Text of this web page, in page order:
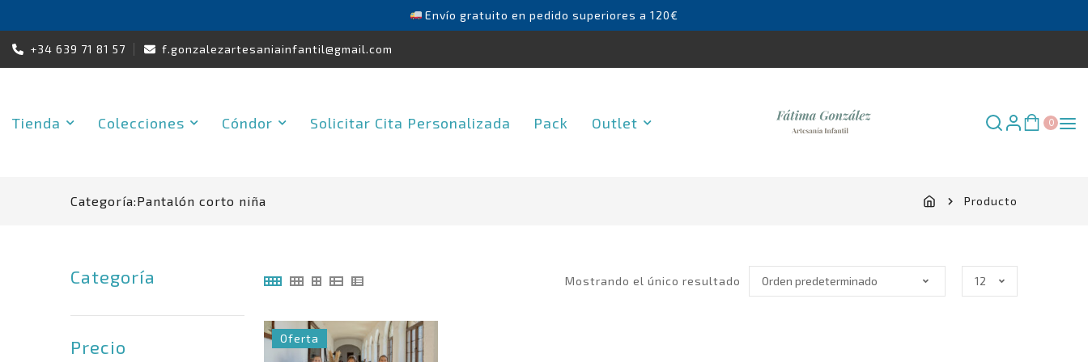
Envío gratuito en pedido superiores a 120€
content
+34 639 71 81 57 f.gonzalezartesaniainfantil@gmail.com
Tienda Colecciones Cóndor Solicitar Cita Personalizada Pack Outlet 0
Categoría:Pantalón corto niña Producto
Categoría
Precio
Mostrando el único resultado
Oferta